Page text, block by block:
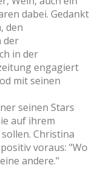
dabei. Gedankt
den
der
in der
engagiert
mit seinen
seinen Stars
auf ihrem
Christina
voraus: "Wo
andere."